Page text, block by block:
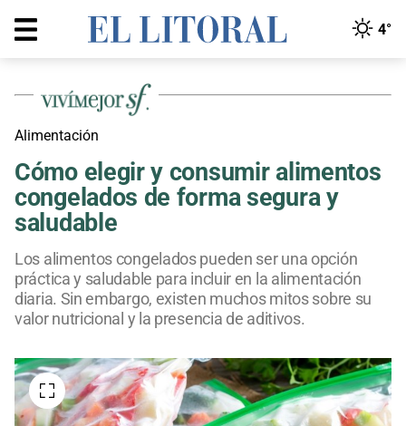
4°
Alimentación
Cómo elegir y consumir alimentos
congelados de forma segura y
saludable
Los alimentos congelados pueden ser una opción
práctica y saludable para incluir en la alimentación
diaria. Sin embargo, existen muchos mitos sobre su
valor nutricional y la presencia de aditivos.